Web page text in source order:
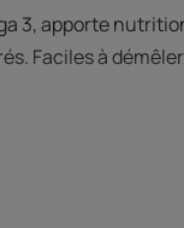
3, apporte
Faciles à